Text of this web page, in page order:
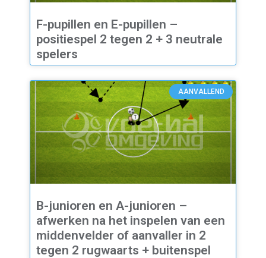
F-pupillen en E-pupillen –
positiespel 2 tegen 2 + 3 neutrale
spelers
AANVALLEND
B-junioren en A-junioren –
afwerken na het inspelen van een
middenvelder of aanvaller in 2
tegen 2 rugwaarts + buitenspel